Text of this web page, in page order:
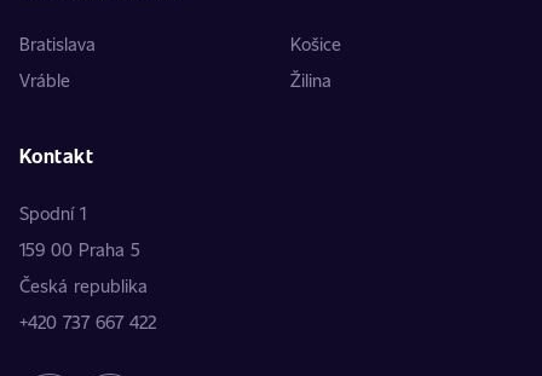
Bratislava
Košice
Vráble
Žilina
Kontakt
Spodní 1
159 00 Praha 5
Česká republika
+420 737 667 422